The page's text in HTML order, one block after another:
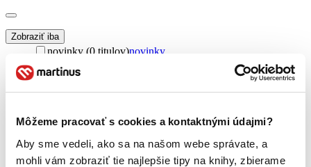
Môžeme pracovať s cookies a kontaktnými údajmi?
Aby sme vedeli, ako sa na našom webe správate, a
mohli vám zobraziť tie najlepšie tipy na knihy, zbierame
Zobraziť iba
novinky (0 titulov)novinky
zľavnené tituly (0 titulov)
Dostupnosť
predpredaj (0 titulov)predpredaj
dostupná (bez vypredaných) (0 titulov)dostupná (bez
vypredaných)